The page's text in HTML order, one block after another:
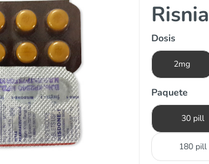
Risnia
Dosis
2mg
Paquete
30 pill
180 pill